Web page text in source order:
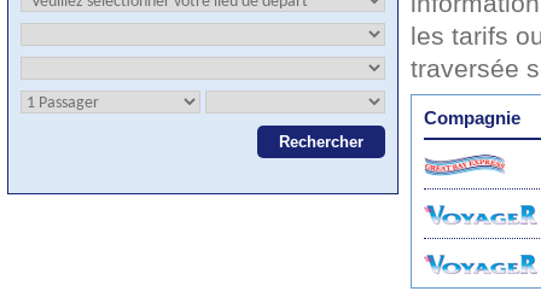
les tarifs
traversée
Compagnie